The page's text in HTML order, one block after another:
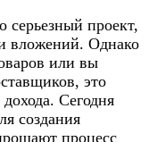
серьезный проект,
вложений. Однако
или вы
это
Сегодня
создания
процесс